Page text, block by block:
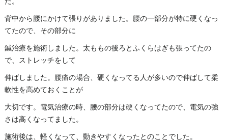
背中から腰にかけて張りがありました。腰の一部分が特に硬くなっ
てたので、その部分に
鍼治療を施術しました。太ももの後ろとふくらはぎも張ってたの
で、ストレッチをして
伸ばしました。腰痛の場合、硬くなってる人が多いので伸ばして柔
軟性を高めておくことが
大切です。電気治療の時、腰の部分は硬くなってたので、電気の強
さは高くなってました。
施術後は、軽くなって、動きやすくなったとのことでした。